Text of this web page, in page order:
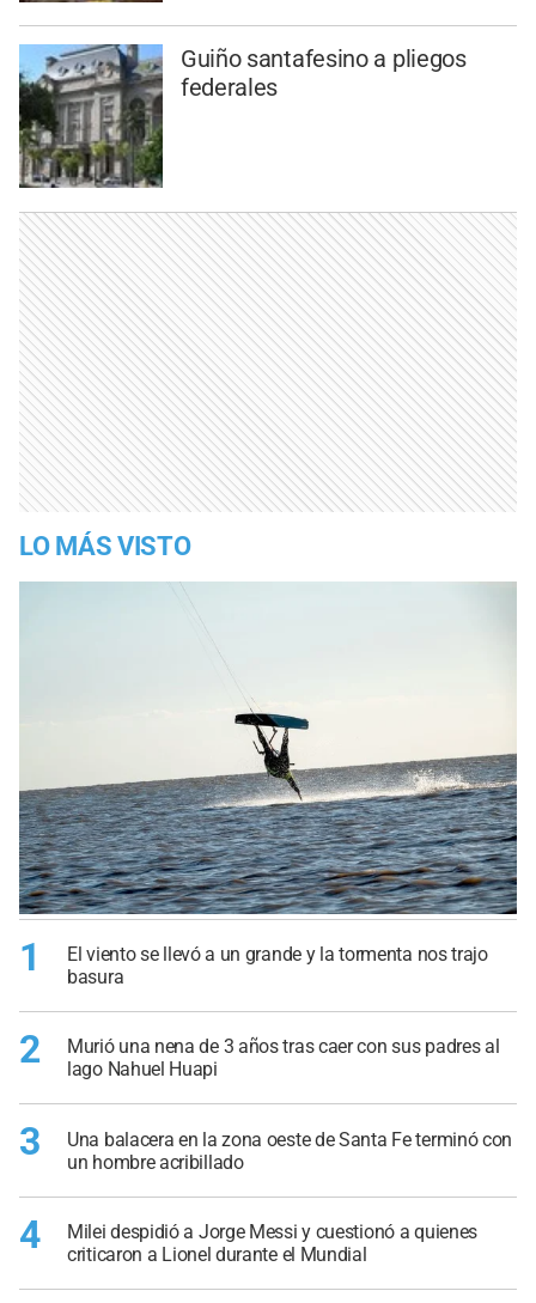
Guiño santafesino a pliegos
federales
LO MÁS VISTO
1
El viento se llevó a un grande y la tormenta nos trajo
basura
2
Murió una nena de 3 años tras caer con sus padres al
lago Nahuel Huapi
3
Una balacera en la zona oeste de Santa Fe terminó con
un hombre acribillado
4
Milei despidió a Jorge Messi y cuestionó a quienes
criticaron a Lionel durante el Mundial